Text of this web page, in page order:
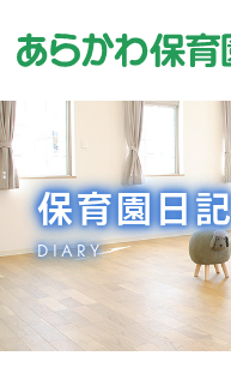
保育園日記
DIARY